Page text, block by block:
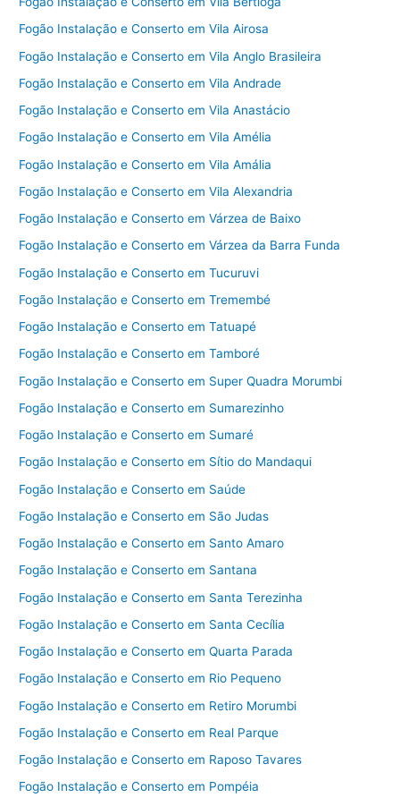
Fogão Instalação e Conserto em Vila Airosa
Fogão Instalação e Conserto em Vila Anglo Brasileira
Fogão Instalação e Conserto em Vila Andrade
Fogão Instalação e Conserto em Vila Anastácio
Fogão Instalação e Conserto em Vila Amélia
Fogão Instalação e Conserto em Vila Amália
Fogão Instalação e Conserto em Vila Alexandria
Fogão Instalação e Conserto em Várzea de Baixo
Fogão Instalação e Conserto em Várzea da Barra Funda
Fogão Instalação e Conserto em Tucuruvi
Fogão Instalação e Conserto em Tremembé
Fogão Instalação e Conserto em Tatuapé
Fogão Instalação e Conserto em Tamboré
Fogão Instalação e Conserto em Super Quadra Morumbi
Fogão Instalação e Conserto em Sumarezinho
Fogão Instalação e Conserto em Sumaré
Fogão Instalação e Conserto em Sítio do Mandaqui
Fogão Instalação e Conserto em Saúde
Fogão Instalação e Conserto em São Judas
Fogão Instalação e Conserto em Santo Amaro
Fogão Instalação e Conserto em Santana
Fogão Instalação e Conserto em Santa Terezinha
Fogão Instalação e Conserto em Santa Cecília
Fogão Instalação e Conserto em Quarta Parada
Fogão Instalação e Conserto em Rio Pequeno
Fogão Instalação e Conserto em Retiro Morumbi
Fogão Instalação e Conserto em Real Parque
Fogão Instalação e Conserto em Raposo Tavares
Fogão Instalação e Conserto em Pompéia